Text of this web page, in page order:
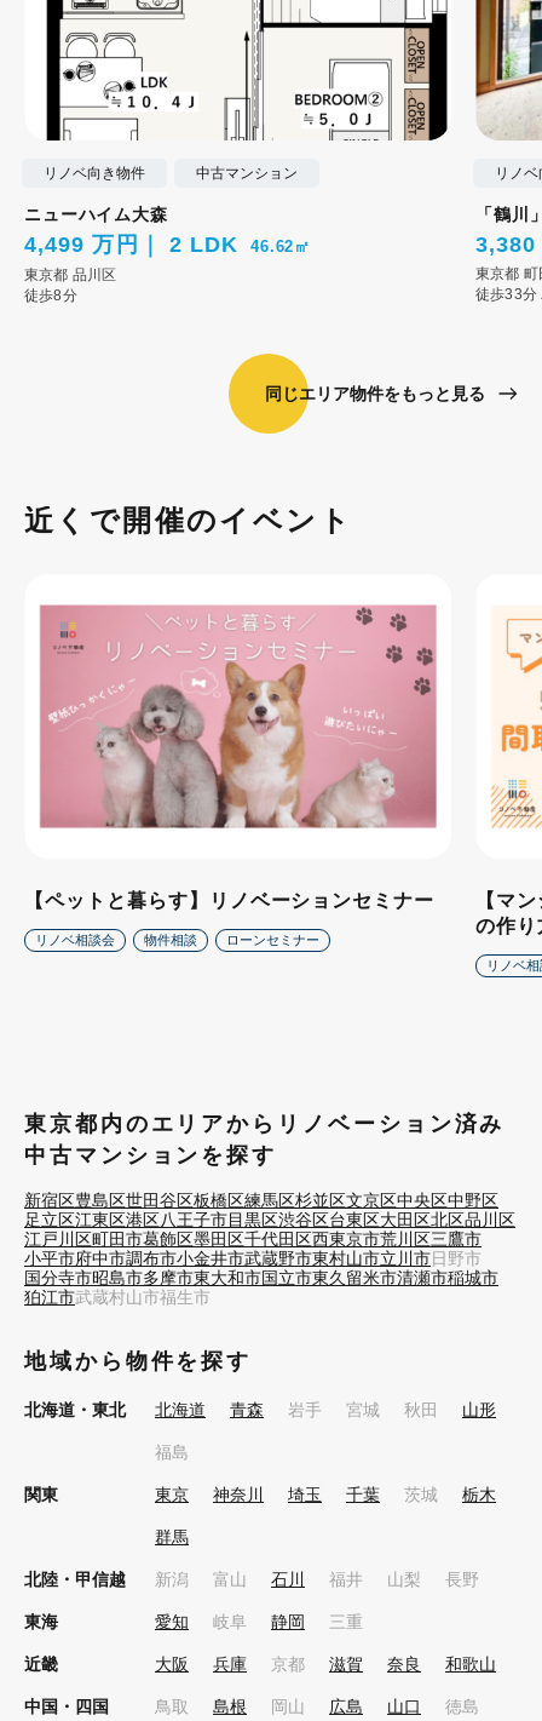
リノベ向き物件 中古マンション
ニューハイム大森
4,499 万円 2 LDK 46.62㎡
東京都 品川区
徒歩8分
リノ
「鶴
3,380
東京都 町
徒歩33分
同じエリア物件をもっと見る
近くで開催のイベント
【ペットと暮らす】リノベーションセミナー
リノベ相談会 物件相談 ローンセミナー
【マ
の作り
リノベ
東京都内のエリアからリノベーション済み
中古マンションを探す
新宿区豊島区世田谷区板橋区練馬区杉並区文京区中央区中野区
足立区江東区港区八王子市目黒区渋谷区台東区大田区北区品川区
江戸川区町田市葛飾区墨田区千代田区西東京市荒川区三鷹市
小平市府中市調布市小金井市武蔵野市東村山市立川市日野市
国分寺市昭島市多摩市東大和市国立市東久留米市清瀬市稲城市
狛江市武蔵村山市福生市
地域から物件を探す
北海道・東北 北海道 青森 岩手 宮城 秋田 山形
福島
関東 東京 神奈川 埼玉 千葉 茨城 栃木
群馬
北陸・甲信越 新潟 富山 石川 福井 山梨 長野
東海 愛知 岐阜 静岡 三重
近畿 大阪 兵庫 京都 滋賀 奈良 和歌山
中国・四国 鳥取 島根 岡山 広島 山口 徳島